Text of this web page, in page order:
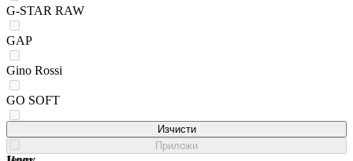
G-STAR RAW
GAP
Gino Rossi
GO SOFT
Изчисти
Приложи